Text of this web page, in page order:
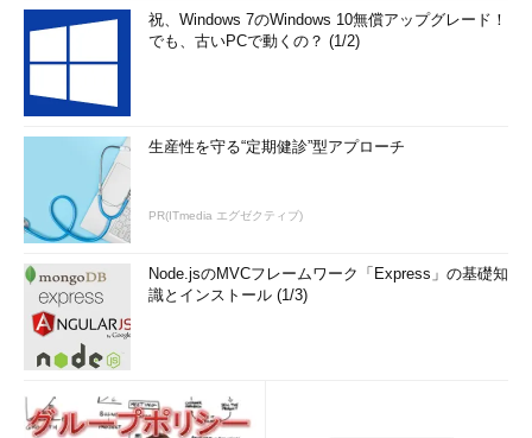
祝、Windows 7のWindows 10無償アップグレード！
でも、古いPCで動くの？ (1/2)
生産性を守る“定期健診”型アプローチ
PR(ITmedia エグゼクティブ)
Node.jsのMVCフレームワーク「Express」の基礎知
識とインストール (1/3)